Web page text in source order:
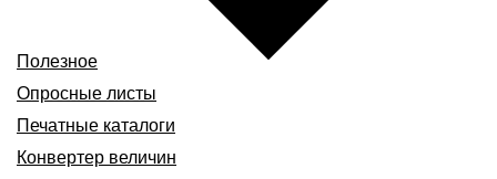
Полезное
Опросные листы
Печатные каталоги
Конвертер величин